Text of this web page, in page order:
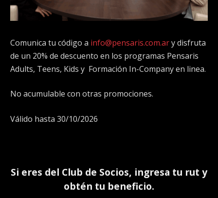
Comunica tu código a info@pensaris.com.ary disfruta
de un 20% de descuento en los programas Pensaris
Adults, Teens, Kids y Formación In-Company en linea.
No acumulable con otras promociones.
Válido hasta 30/10/2026
Si eres del Club de Socios, ingresa tu rut y
obtén tu beneficio.